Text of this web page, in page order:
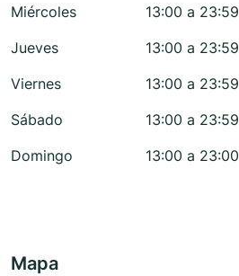
Miércoles
13:00 a 23:59
Jueves
13:00 a 23:59
Viernes
13:00 a 23:59
Sábado
13:00 a 23:59
Domingo
13:00 a 23:00
Mapa